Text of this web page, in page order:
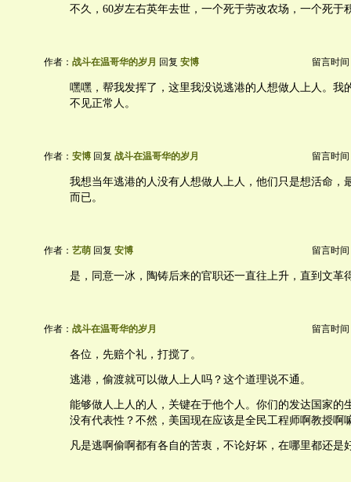
不久，60岁左右英年去世，一个死于劳改农场，一个死于
作者： 战斗在温哥华的岁月 回复 安博 留言时间
嘿嘿，帮我发挥了，这里我没说逃港的人想做人上人。我
不见正常人。
作者： 安博 回复 战斗在温哥华的岁月 留言时间
我想当年逃港的人没有人想做人上人，他们只是想活命，
而已。
作者： 艺萌 回复 安博 留言时间
是，同意一冰，陶铸后来的官职还一直往上升，直到文革
作者： 战斗在温哥华的岁月 留言时间
各位，先赔个礼，打搅了。
逃港，偷渡就可以做人上人吗？这个道理说不通。
能够做人上人的人，关键在于他个人。你们的发达国家的
没有代表性？不然，美国现在应该是全民工程师啊教授啊
凡是逃啊偷啊都有各自的苦衷，不论好坏，在哪里都还是